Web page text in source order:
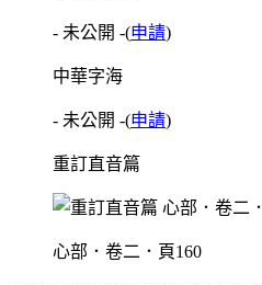
- 未公開 -(申請)
中華字海
- 未公開 -(申請)
重訂直音篇
心部．卷二．頁160